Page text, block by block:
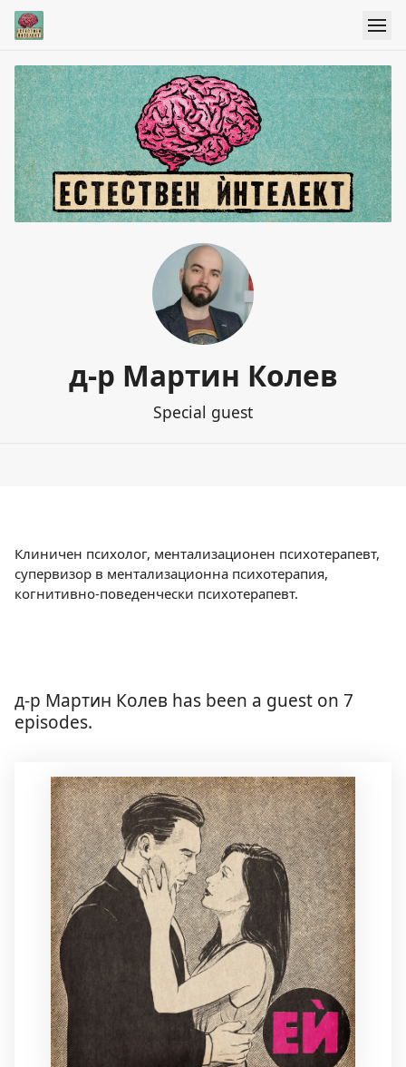
д-р Мартин Колев
Special guest
Клиничен психолог, ментализационен психотерапевт,
супервизор в ментализационна психотерапия,
когнитивно-поведенчески психотерапевт.
д-р Мартин Колев has been a guest on 7
episodes.